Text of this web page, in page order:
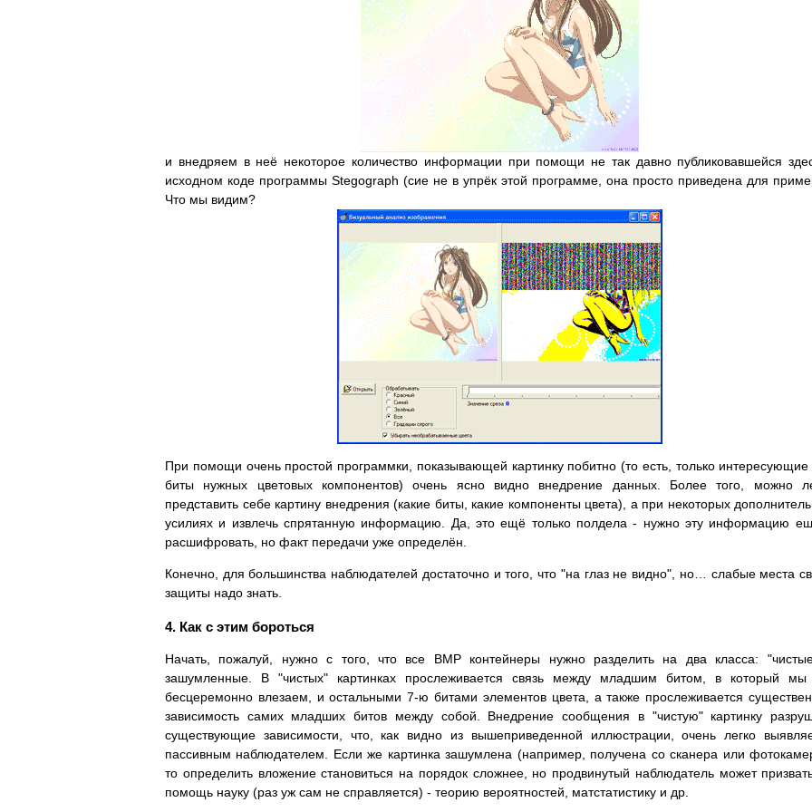
и внедряем в неё некоторое количество информации при помощи не так давно публиковавшейся
исходном коде программы Stegograph (сие не в упрёк этой программе, она просто приведена для
Что мы видим?
При помощи очень простой программки, показывающей картинку побитно (то есть, только интересующие
биты нужных цветовых компонентов) очень ясно видно внедрение данных. Более того, можно
представить себе картину внедрения (какие биты, какие компоненты цвета), а при некоторых
усилиях и извлечь спрятанную информацию. Да, это ещё только полдела - нужно эту информацию
расшифровать, но факт передачи уже определён.
Конечно, для большинства наблюдателей достаточно и того, что "на глаз не видно", но… слабые места
защиты надо знать.
4. Как с этим бороться
Начать, пожалуй, нужно с того, что все BMP контейнеры нужно разделить на два класса:
зашумленные. В "чистых" картинках прослеживается связь между младшим битом, в который мы
бесцеремонно влезаем, и остальными 7-ю битами элементов цвета, а также прослеживается
зависимость самих младших битов между собой. Внедрение сообщения в "чистую" картинку
существующие зависимости, что, как видно из вышеприведенной иллюстрации, очень легко
пассивным наблюдателем. Если же картинка зашумлена (например, получена со сканера или
то определить вложение становиться на порядок сложнее, но продвинутый наблюдатель может
помощь науку (раз уж сам не справляется) - теорию вероятностей, матстатистику и др.